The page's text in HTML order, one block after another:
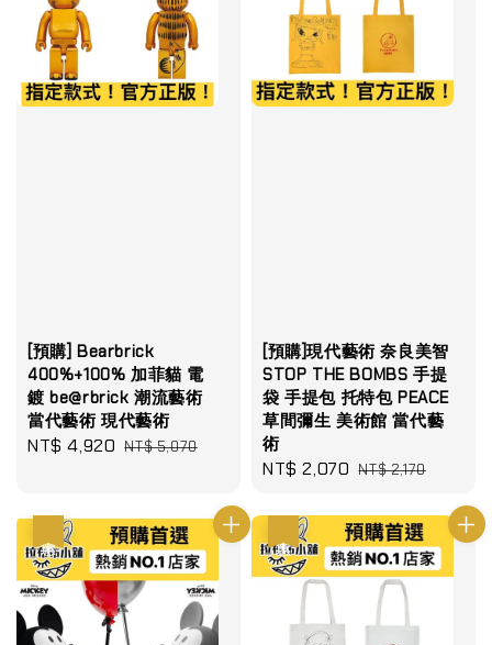
[預購] Bearbrick
400%+100% 加菲貓 電
鍍 be@rbrick 潮流藝術
當代藝術 現代藝術
Sale
NT$ 4,920 Regular
NT$ 5,070
[預購]現代藝術 奈良美智
STOP THE BOMBS 手提
袋 手提包 托特包 PEACE
草間彌生 美術館 當代藝
術
Sale
NT$ 2,070 Regular
NT$ 2,170